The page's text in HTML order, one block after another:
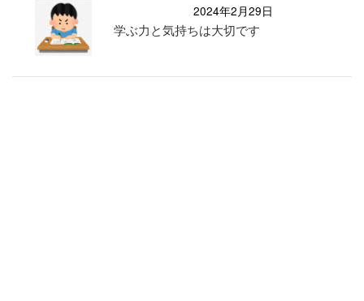
2024年2月29日
学ぶ力と気持ちは大切です